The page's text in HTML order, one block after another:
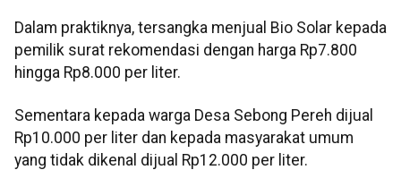
Dalam praktiknya, tersangka menjual Bio Solar kepada
pemilik surat rekomendasi dengan harga Rp7.800
hingga Rp8.000 per liter.
Sementara kepada warga Desa Sebong Pereh dijual
Rp10.000 per liter dan kepada masyarakat umum
yang tidak dikenal dijual Rp12.000 per liter.